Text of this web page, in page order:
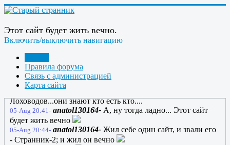
Этот сайт будет жить вечно.
Включить/выключить навигацию
Правила форума
Связь с администрацией
Карта сайта
назад
марк-Дак форум странных людей....
05-Aug 07:49-
05-Aug 07:49- ГРАНИТ- ссылка
марк-Лоховоды.........
05-Aug 10:14-
05-Aug 18:20- anatol130164-
поосторожнее; а если и в правду он вырастет? Во что
превратятся странники?
марк-
Лоховодов...они знают кто есть кто....
05-Aug 20:41- anatol130164- А, ну тогда ладно... Этот сайт
будет жить вечно
05-Aug 20:44- anatol130164- Жил себе один сайт, и звали его
- Странник-2; и жил он вечно